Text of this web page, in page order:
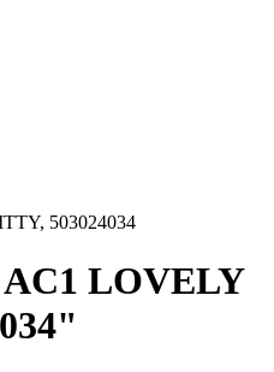
503024034
LOVELY